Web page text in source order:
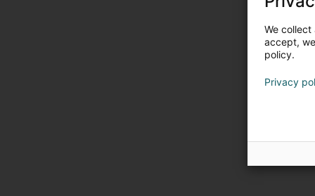
We
accept,
policy.
Privacy